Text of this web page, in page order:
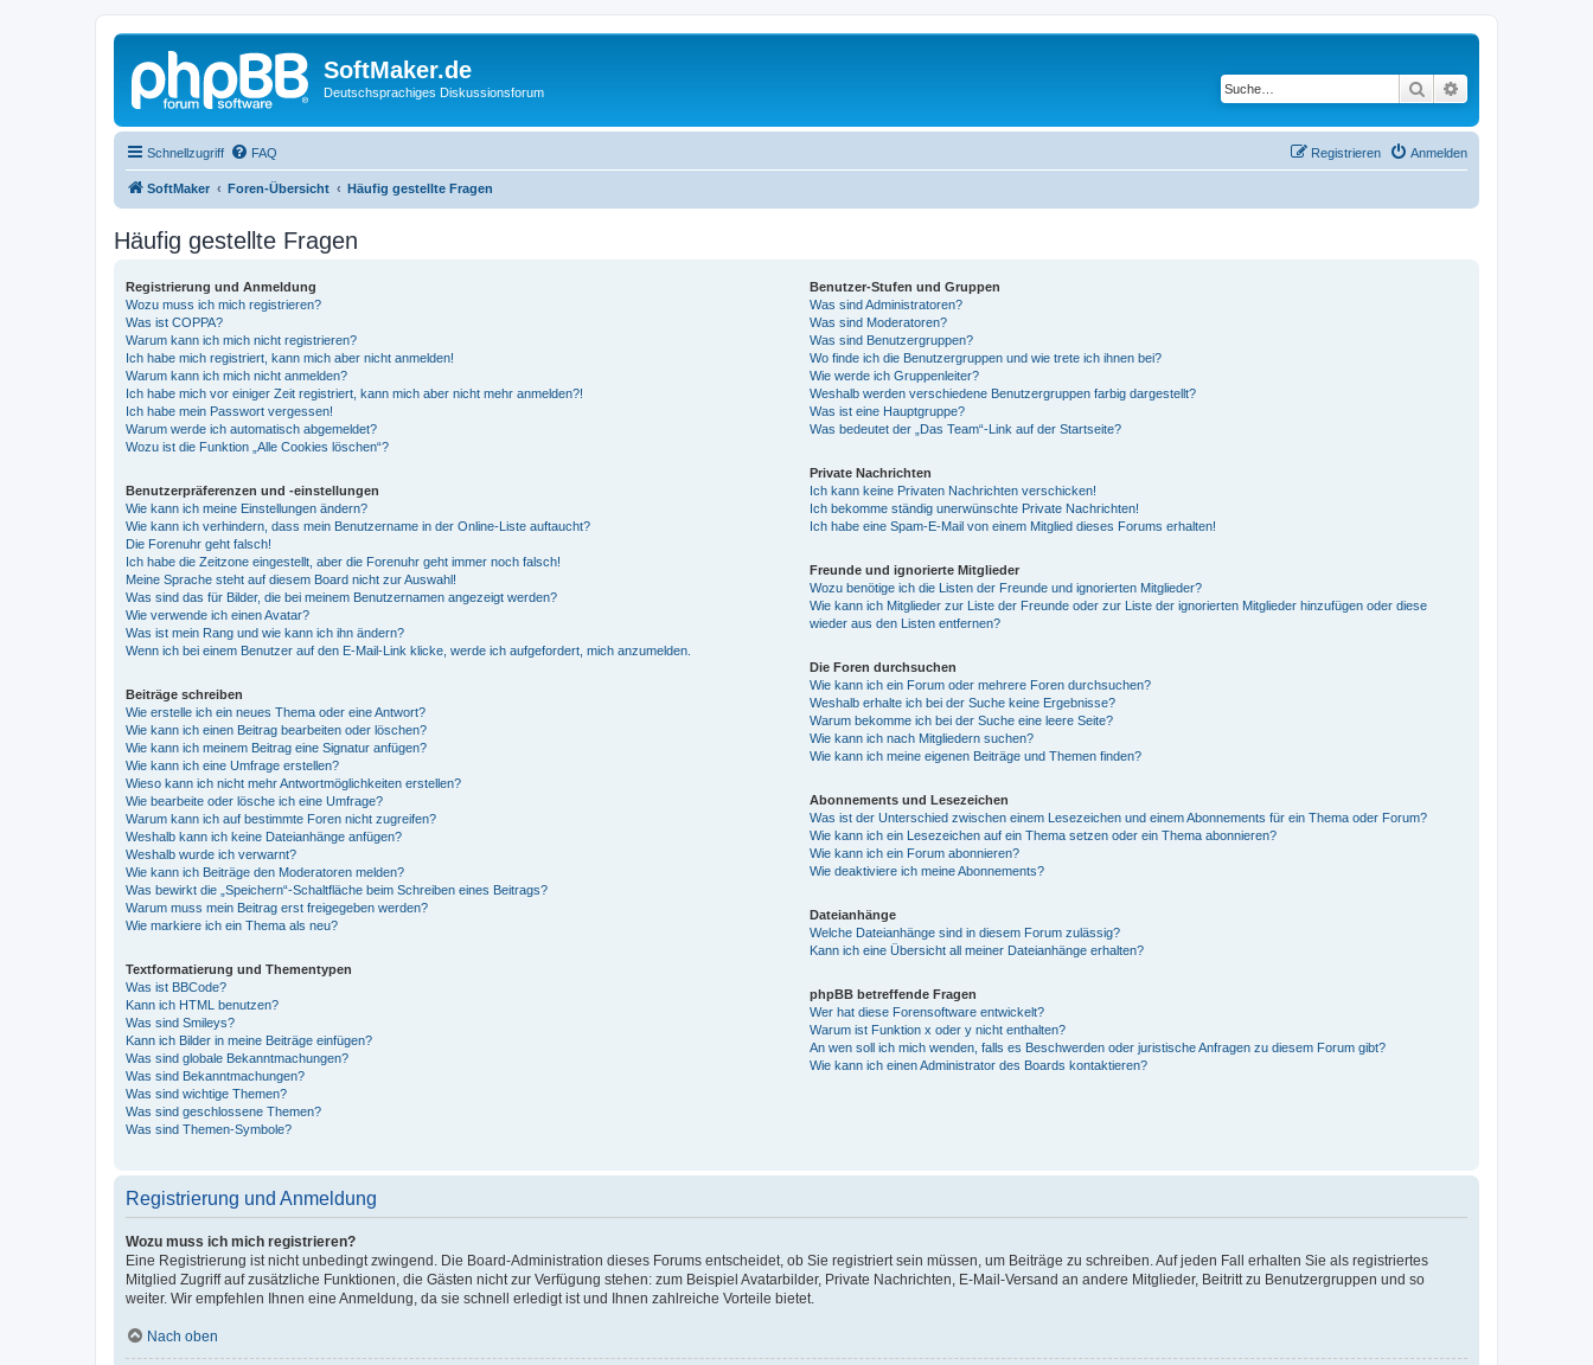
SoftMaker.de
Deutschsprachiges Diskussionsforum Suche
Schnellzugriff FAQ Anmelden
Registrieren
SoftMaker Foren-Übersicht Häufig gestellte Fragen
Häufig gestellte Fragen
Registrierung und Anmeldung
Wozu muss ich mich registrieren?
Was ist COPPA?
Warum kann ich mich nicht registrieren?
Ich habe mich registriert, kann mich aber nicht anmelden!
Warum kann ich mich nicht anmelden?
Ich habe mich vor einiger Zeit registriert, kann mich aber nicht mehr anmelden?!
Ich habe mein Passwort vergessen!
Warum werde ich automatisch abgemeldet?
Wozu ist die Funktion „Alle Cookies löschen“?
Benutzerpräferenzen und -einstellungen
Wie kann ich meine Einstellungen ändern?
Wie kann ich verhindern, dass mein Benutzername in der Online-Liste auftaucht?
Die Forenuhr geht falsch!
Ich habe die Zeitzone eingestellt, aber die Forenuhr geht immer noch falsch!
Meine Sprache steht auf diesem Board nicht zur Auswahl!
Was sind das für Bilder, die bei meinem Benutzernamen angezeigt werden?
Wie verwende ich einen Avatar?
Was ist mein Rang und wie kann ich ihn ändern?
Wenn ich bei einem Benutzer auf den E-Mail-Link klicke, werde ich aufgefordert, mich anzumelden.
Beiträge schreiben
Wie erstelle ich ein neues Thema oder eine Antwort?
Wie kann ich einen Beitrag bearbeiten oder löschen?
Wie kann ich meinem Beitrag eine Signatur anfügen?
Wie kann ich eine Umfrage erstellen?
Wieso kann ich nicht mehr Antwortmöglichkeiten erstellen?
Wie bearbeite oder lösche ich eine Umfrage?
Warum kann ich auf bestimmte Foren nicht zugreifen?
Weshalb kann ich keine Dateianhänge anfügen?
Weshalb wurde ich verwarnt?
Wie kann ich Beiträge den Moderatoren melden?
Was bewirkt die „Speichern“-Schaltfläche beim Schreiben eines Beitrags?
Warum muss mein Beitrag erst freigegeben werden?
Wie markiere ich ein Thema als neu?
Textformatierung und Thementypen
Was ist BBCode?
Kann ich HTML benutzen?
Was sind Smileys?
Kann ich Bilder in meine Beiträge einfügen?
Was sind globale Bekanntmachungen?
Was sind Bekanntmachungen?
Was sind wichtige Themen?
Was sind geschlossene Themen?
Was sind Themen-Symbole?
Benutzer-Stufen und Gruppen
Was sind Administratoren?
Was sind Moderatoren?
Was sind Benutzergruppen?
Wo finde ich die Benutzergruppen und wie trete ich ihnen bei?
Wie werde ich Gruppenleiter?
Weshalb werden verschiedene Benutzergruppen farbig dargestellt?
Was ist eine Hauptgruppe?
Was bedeutet der „Das Team“-Link auf der Startseite?
Private Nachrichten
Ich kann keine Privaten Nachrichten verschicken!
Ich bekomme ständig unerwünschte Private Nachrichten!
Ich habe eine Spam-E-Mail von einem Mitglied dieses Forums erhalten!
Freunde und ignorierte Mitglieder
Wozu benötige ich die Listen der Freunde und ignorierten Mitglieder?
Wie kann ich Mitglieder zur Liste der Freunde oder zur Liste der ignorierten Mitglieder hinzufügen oder diese
wieder aus den Listen entfernen?
Die Foren durchsuchen
Wie kann ich ein Forum oder mehrere Foren durchsuchen?
Weshalb erhalte ich bei der Suche keine Ergebnisse?
Warum bekomme ich bei der Suche eine leere Seite?
Wie kann ich nach Mitgliedern suchen?
Wie kann ich meine eigenen Beiträge und Themen finden?
Abonnements und Lesezeichen
Was ist der Unterschied zwischen einem Lesezeichen und einem Abonnements für ein Thema oder Forum?
Wie kann ich ein Lesezeichen auf ein Thema setzen oder ein Thema abonnieren?
Wie kann ich ein Forum abonnieren?
Wie deaktiviere ich meine Abonnements?
Dateianhänge
Welche Dateianhänge sind in diesem Forum zulässig?
Kann ich eine Übersicht all meiner Dateianhänge erhalten?
phpBB betreffende Fragen
Wer hat diese Forensoftware entwickelt?
Warum ist Funktion x oder y nicht enthalten?
An wen soll ich mich wenden, falls es Beschwerden oder juristische Anfragen zu diesem Forum gibt?
Wie kann ich einen Administrator des Boards kontaktieren?
Registrierung und Anmeldung
Wozu muss ich mich registrieren?
Eine Registrierung ist nicht unbedingt zwingend. Die Board-Administration dieses Forums entscheidet, ob Sie registriert sein müssen, um Beiträge zu schreiben. Auf jeden Fall erhalten Sie als registriertes
Mitglied Zugriff auf zusätzliche Funktionen, die Gästen nicht zur Verfügung stehen: zum Beispiel Avatarbilder, Private Nachrichten, E-Mail-Versand an andere Mitglieder, Beitritt zu Benutzergruppen und so
weiter. Wir empfehlen Ihnen eine Anmeldung, da sie schnell erledigt ist und Ihnen zahlreiche Vorteile bietet.
Nach oben